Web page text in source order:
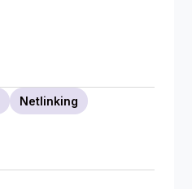
Netlinking